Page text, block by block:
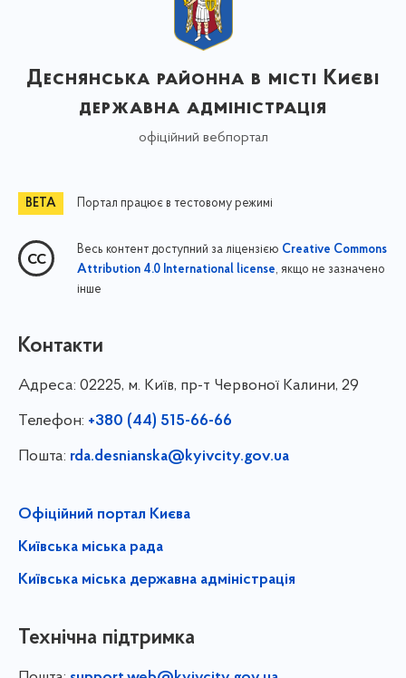
Деснянська районна в місті Києві
державна адміністрація
офіційний вебпортал
Портал працює в тестовому режимі
Весь контент доступний за ліцензією Creative Commons
Attribution 4.0 International license, якщо не зазначено
інше
Контакти
Адреса: 02225, м. Київ, пр-т Червоної Калини, 29
Телефон: +380 (44) 515-66-66
Пошта: rda.desnianska@kyivcity.gov.ua
Офіційний портал Києва
Київська міська рада
Київська міська державна адміністрація
Технічна підтримка